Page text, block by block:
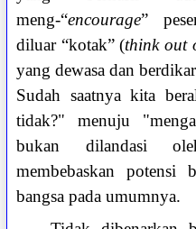
meng-“encourage”
diluar “kotak” (think out
yang dewasa dan
Sudah saatnya kita
tidak?" menuju
bukan dilandasi
membebaskan potensi
bangsa pada umumnya.